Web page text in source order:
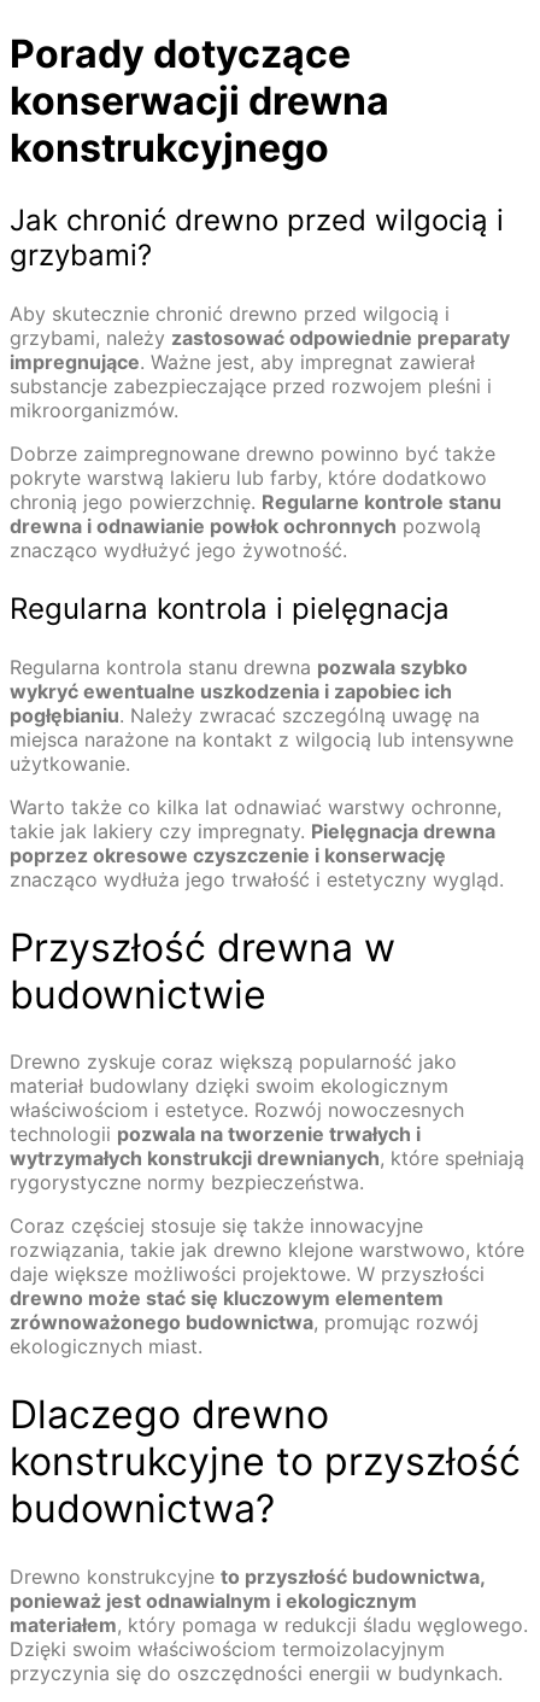
Porady dotyczące
konserwacji drewna
konstrukcyjnego
Jak chronić drewno przed wilgocią i
grzybami?
Aby skutecznie chronić drewno przed wilgocią i
grzybami, należy zastosować odpowiednie preparaty
impregnujące. Ważne jest, aby impregnat zawierał
substancje zabezpieczające przed rozwojem pleśni i
mikroorganizmów.
Dobrze zaimpregnowane drewno powinno być także
pokryte warstwą lakieru lub farby, które dodatkowo
chronią jego powierzchnię. Regularne kontrole stanu
drewna i odnawianie powłok ochronnych pozwolą
znacząco wydłużyć jego żywotność.
Regularna kontrola i pielęgnacja
Regularna kontrola stanu drewna pozwala szybko
wykryć ewentualne uszkodzenia i zapobiec ich
pogłębianiu. Należy zwracać szczególną uwagę na
miejsca narażone na kontakt z wilgocią lub intensywne
użytkowanie.
Warto także co kilka lat odnawiać warstwy ochronne,
takie jak lakiery czy impregnaty. Pielęgnacja drewna
poprzez okresowe czyszczenie i konserwację
znacząco wydłuża jego trwałość i estetyczny wygląd.
Przyszłość drewna w
budownictwie
Drewno zyskuje coraz większą popularność jako
materiał budowlany dzięki swoim ekologicznym
właściwościom i estetyce. Rozwój nowoczesnych
technologii pozwala na tworzenie trwałych i
wytrzymałych konstrukcji drewnianych, które spełniają
rygorystyczne normy bezpieczeństwa.
Coraz częściej stosuje się także innowacyjne
rozwiązania, takie jak drewno klejone warstwowo, które
daje większe możliwości projektowe. W przyszłości
drewno może stać się kluczowym elementem
zrównoważonego budownictwa, promując rozwój
ekologicznych miast.
Dlaczego drewno
konstrukcyjne to przyszłość
budownictwa?
Drewno konstrukcyjne to przyszłość budownictwa,
ponieważ jest odnawialnym i ekologicznym
materiałem, który pomaga w redukcji śladu węglowego.
Dzięki swoim właściwościom termoizolacyjnym
przyczynia się do oszczędności energii w budynkach.